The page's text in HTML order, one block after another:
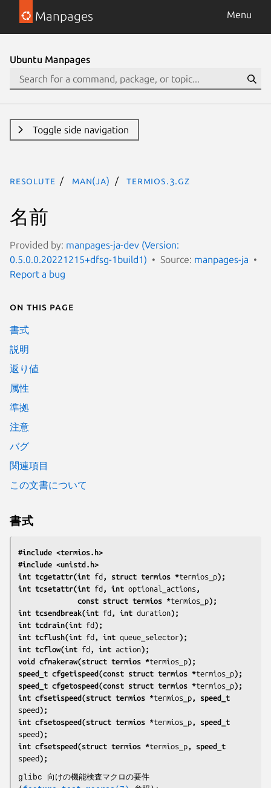
Manpages Menu
Ubuntu Manpages
Toggle side navigation
resolute man(ja) termios.3.gz
名前
Provided by: manpages-ja-dev (Version:
0.5.0.0.20221215+dfsg-1build1)
Source: manpages-ja
Report a bug
On this page
書式
説明
返り値
属性
準拠
注意
バグ
関連項目
この文書について
書式
#include <termios.h>
#include <unistd.h>
int tcgetattr(int fd , struct termios *termios_p);
int tcsetattr(int fd , int optional_actions ,
              const struct termios *
termios_p);
int tcsendbreak(int fd , int duration);
int tcdrain(int fd);
int tcflush(int fd , int queue_selector);
int tcflow(int fd , int action);
void cfmakeraw(struct termios *termios_p);
speed_t cfgetispeed(const struct termios *termios_p);
speed_t cfgetospeed(const struct termios *termios_p);
int cfsetispeed(struct termios *termios_p
speed);
int cfsetospeed(struct termios *termios_p
speed);
int cfsetspeed(struct termios *termios_p
speed);
glibc 向けの機能検査マクロの要件